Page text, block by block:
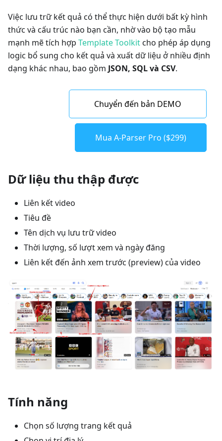
Việc lưu trữ kết quả có thể thực hiện dưới bất kỳ hình
thức và cấu trúc nào bạn cần, nhờ vào bộ tạo mẫu
mạnh mẽ tích hợp Template Toolkitcho phép áp dụng
logic bổ sung cho kết quả và xuất dữ liệu ở nhiều định
dạng khác nhau, bao gồm JSON, SQL và CSV.
Chuyển đến bản DEMO
Mua A-Parser Pro ($299)
Dữ liệu thu thập được
Liên kết video
Tiêu đề
Tên dịch vụ lưu trữ video
Thời lượng, số lượt xem và ngày đăng
Liên kết đến ảnh xem trước (preview) của video
Tính năng
Chọn số lượng trang kết quả